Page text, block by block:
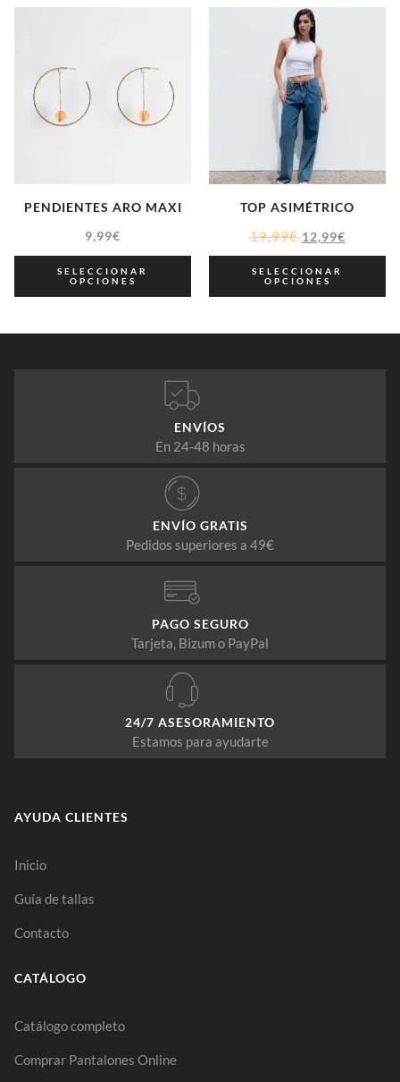
PENDIENTES ARO MAXI
9,99€
SELECCIONAR
OPCIONES
TOP ASIMÉTRICO
19,99€ 12,99€
SELECCIONAR
OPCIONES
ENVÍOS
En 24-48 horas
ENVÍO GRATIS
Pedidos superiores a 49€
PAGO SEGURO
Tarjeta, Bizum o PayPal
24/7 ASESORAMIENTO
Estamos para ayudarte
AYUDA CLIENTES
Inicio
Guía de tallas
Contacto
CATÁLOGO
Catálogo completo
Comprar Pantalones Online